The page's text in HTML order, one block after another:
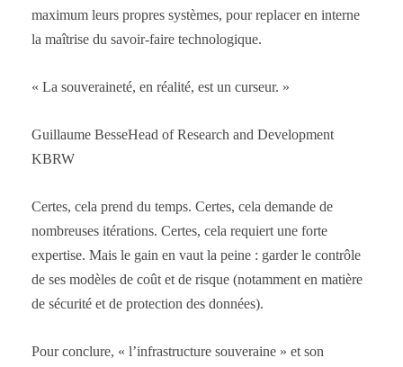
maximum leurs propres systèmes, pour replacer en interne
la maîtrise du savoir-faire technologique.
« La souveraineté, en réalité, est un curseur. »
Guillaume BesseHead of Research and Development
KBRW
Certes, cela prend du temps. Certes, cela demande de
nombreuses itérations. Certes, cela requiert une forte
expertise. Mais le gain en vaut la peine : garder le contrôle
de ses modèles de coût et de risque (notamment en matière
de sécurité et de protection des données).
Pour conclure, « l’infrastructure souveraine » et son